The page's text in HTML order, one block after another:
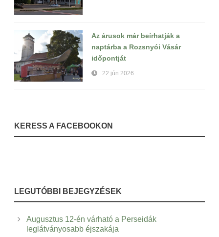
Az árusok már beírhatják a
naptárba a Rozsnyói Vásár
időpontját
22 jún 2026
KERESS A FACEBOOKON
LEGUTÓBBI BEJEGYZÉSEK
Augusztus 12-én várható a Perseidák
leglátványosabb éjszakája